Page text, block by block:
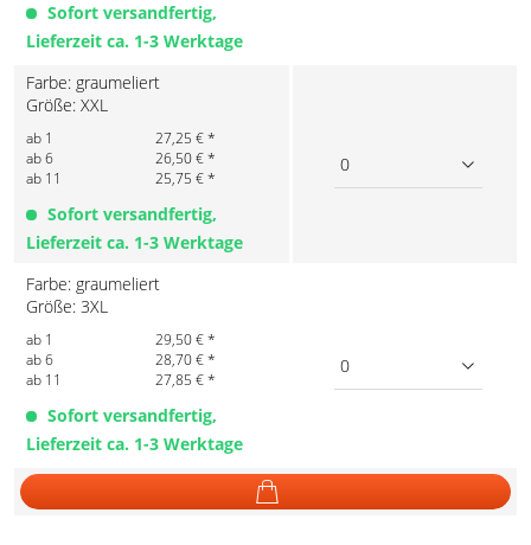
Sofort versandfertig,
Lieferzeit ca. 1-3 Werktage
Farbe: graumeliert
Größe: XXL
ab 1
27,25 € *
ab 6
26,50 € *
ab 11
25,75 € *
Sofort versandfertig,
Lieferzeit ca. 1-3 Werktage
0
Farbe: graumeliert
Größe: 3XL
ab 1
29,50 € *
ab 6
28,70 € *
ab 11
27,85 € *
Sofort versandfertig,
Lieferzeit ca. 1-3 Werktage
0